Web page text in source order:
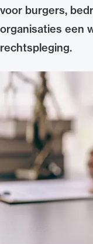
voor burgers,
organisaties een
rechtspleging.
Alle wet- en
Van de
de